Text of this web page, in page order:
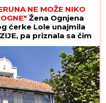
NE MOŽE NIKO
Žena Ognjena
ćerke Lole unajmila
pa priznala sa čim
domu! (FOTO)